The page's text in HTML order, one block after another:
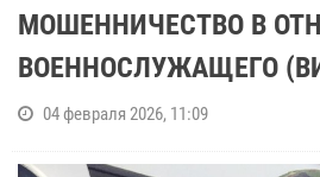
МОШЕННИЧЕСТВО В
ВОЕННОСЛУЖАЩЕГО
04 февраля 2026, 11:09